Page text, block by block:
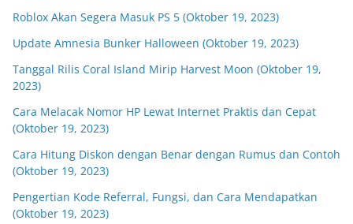
Roblox Akan Segera Masuk PS 5 (Oktober 19, 2023)
Update Amnesia Bunker Halloween (Oktober 19, 2023)
Tanggal Rilis Coral Island Mirip Harvest Moon (Oktober 19,
2023)
Cara Melacak Nomor HP Lewat Internet Praktis dan Cepat
(Oktober 19, 2023)
Cara Hitung Diskon dengan Benar dengan Rumus dan Contoh
(Oktober 19, 2023)
Pengertian Kode Referral, Fungsi, dan Cara Mendapatkan
(Oktober 19, 2023)